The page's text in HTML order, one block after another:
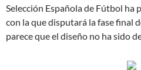
Selección Española de Fútbol ha
con la que disputará la fase final
parece que el diseño no ha sido